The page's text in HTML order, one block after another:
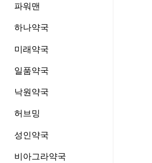
파워맨
하나약국
미래약국
일품약국
낙원약국
허브밍
성인약국
비아그라약국